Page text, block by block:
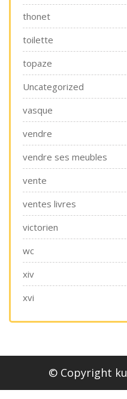
thonet
toilette
topaze
Uncategorized
vasque
vendre
vendre ses meubles
vente
ventes livres
victorien
wc
xiv
xvi
© Copyright